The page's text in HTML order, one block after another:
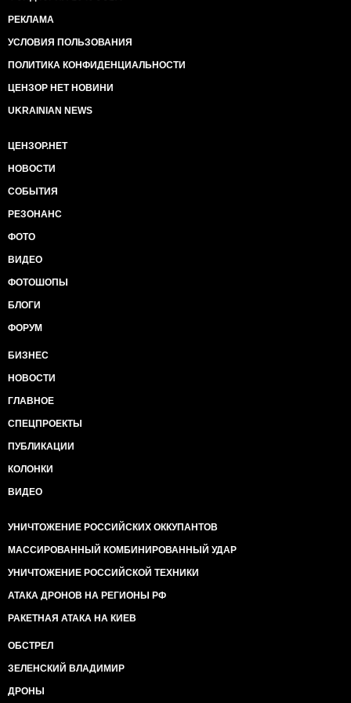
Как мы знаем, в начале прошлой недели Путин
лихорадочно искал выход на срочную встречу в
Обаме, Меркель и Оланду и был послан. Путину
очень хотелось подправить половину пунктов
взаимодействия с Украиной и дальнейшему
границах. Оно и понятно, кому-то может прийти в
многоходовок никакого НАТО на границах в помине
не было, а теперь мало того, что есть, так еще идет
тяжелое - Украина. Путину очень хотелось что-то
такое мычать про «сферы интересов» и «зоны
Самое обидное во всех этих путинских перезвонах
лидерам ведущих стран НАТО было не то, что
Западе умеют посылать дипломатично, а потому в
новостях не показали, как в режиме
нескладно и не очень попадая в ноты, но затянули
Путине. Отнюдь! Даже не было сказано об отказе. В
новости пошел текст о том, что встреча в формате
дня после окончания саммита, когда ничего
отмотать назад уже будет невозможно. Это -
Чуркин, ни сам Путин с его причиндалами у
бабушки, которая может стать дедушкой.
стало понятно, что российская дипломатия
потерпела оглушительное фиаско. Даже без учета
принятых Альянсом решений, произошла прямая
демонстрация разницы уровня. Дипломаты и
высшие должностные лица государств читают это,
как четкое послание. В Варшаве была встреча на
возможность обсудить вопросы как официально, так
предполагает обсуждение именно вопросов
безопасности, что не везде и не всегда можно
оборудованное для встречи, было снабжено массой
РЕКЛАМА
УСЛОВИЯ ПОЛЬЗОВАНИЯ
ПОЛИТИКА КОНФИДЕНЦИАЛЬНОСТИ
ЦЕНЗОР НЕТ НОВИНИ
UKRAINIAN NEWS
ЦЕНЗОР.НЕТ
НОВОСТИ
СОБЫТИЯ
РЕЗОНАНС
ФОТО
ВИДЕО
ФОТОШОПЫ
БЛОГИ
ФОРУМ
БИЗНЕС
НОВОСТИ
ГЛАВНОЕ
СПЕЦПРОЕКТЫ
ПУБЛИКАЦИИ
КОЛОНКИ
ВИДЕО
УНИЧТОЖЕНИЕ РОССИЙСКИХ ОККУПАНТОВ
МАССИРОВАННЫЙ КОМБИНИРОВАННЫЙ УДАР
УНИЧТОЖЕНИЕ РОССИЙСКОЙ ТЕХНИКИ
АТАКА ДРОНОВ НА РЕГИОНЫ РФ
РАКЕТНАЯ АТАКА НА КИЕВ
ОБСТРЕЛ
ЗЕЛЕНСКИЙ ВЛАДИМИР
ДРОНЫ